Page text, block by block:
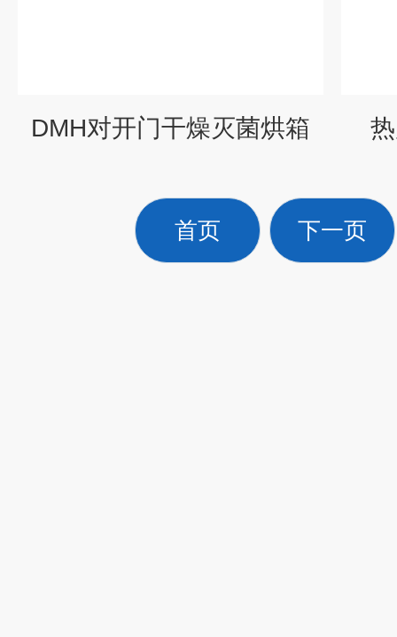
DMH对开门干燥灭菌烘箱
首页 下一页